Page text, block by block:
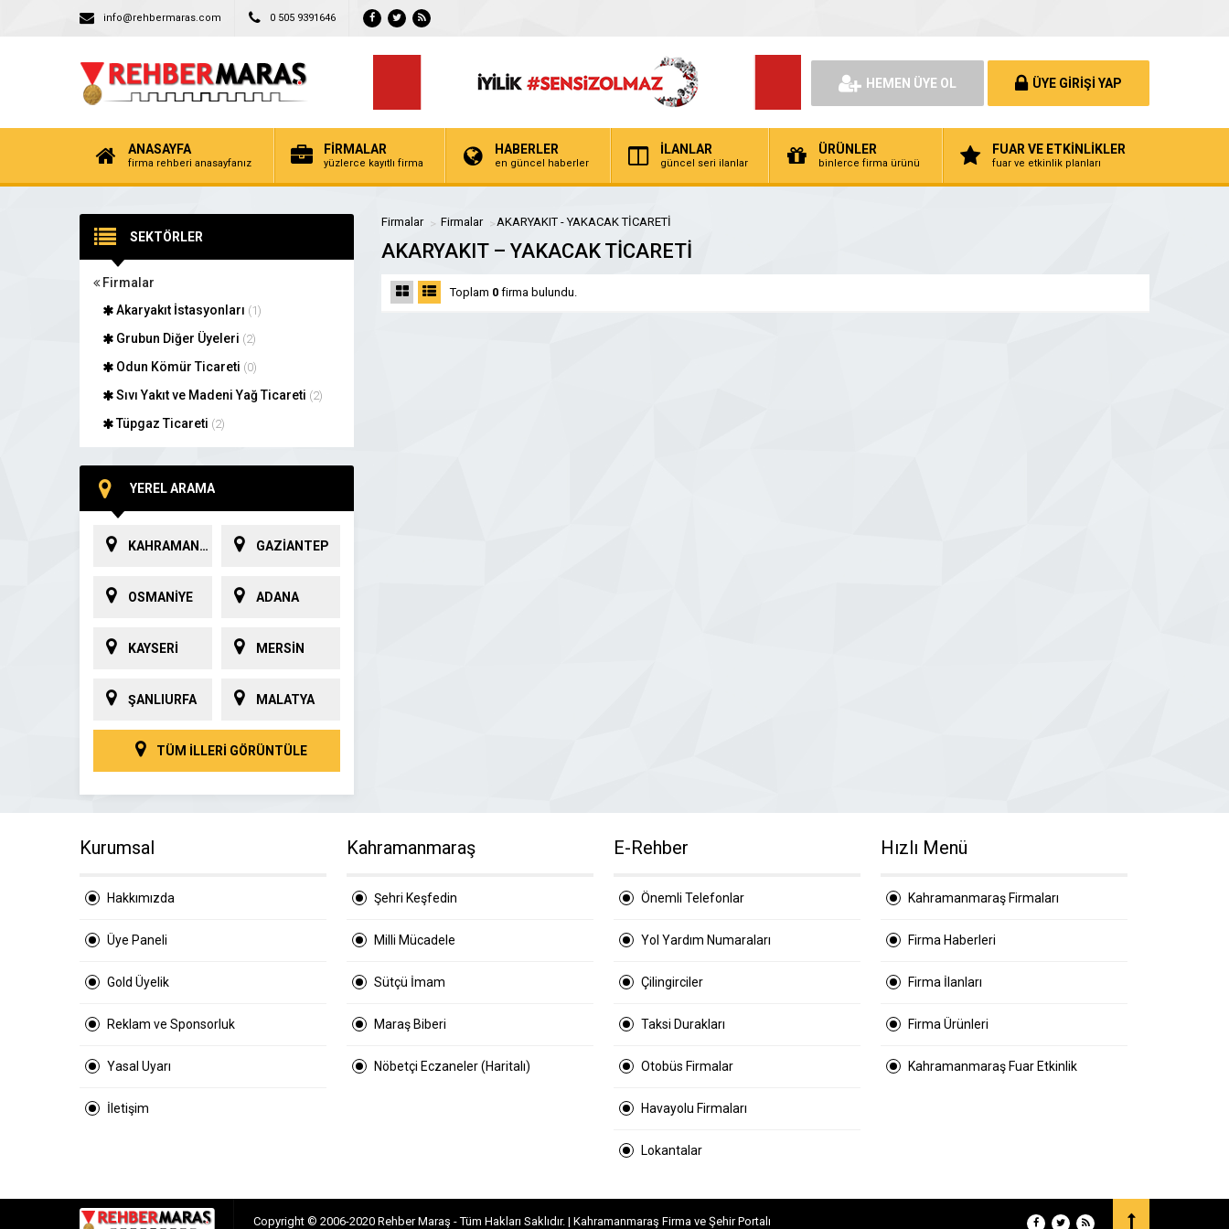
info@rehbermaras.com 0 505 9391646
HEMEN ÜYE OL ÜYE GİRİŞİ YAP
ANASAYFA
firma rehberi anasayfanız
FİRMALAR
yüzlerce kayıtlı firma
HABERLER
en güncel haberler
İLANLAR
güncel seri ilanlar
ÜRÜNLER
binlerce firma ürünü
FUAR VE ETKİNLİKLER
fuar ve etkinlik planları
SEKTÖRLER
Firmalar
Akaryakıt İstasyonları (1)
Grubun Diğer Üyeleri (2)
Odun Kömür Ticareti (0)
Sıvı Yakıt ve Madeni Yağ Ticareti (2)
Tüpgaz Ticareti (2)
YEREL ARAMA
KAHRAMANMARAŞ GAZİANTEP
OSMANİYE ADANA
KAYSERİ MERSİN
ŞANLIURFA MALATYA
TÜM İLLERİ GÖRÜNTÜLE
Firmalar Firmalar AKARYAKIT - YAKACAK TİCARETİ
AKARYAKIT – YAKACAK TİCARETİ
Toplam 0 firma bulundu.
Kurumsal
Hakkımızda
Üye Paneli
Gold Üyelik
Reklam ve Sponsorluk
Yasal Uyarı
İletişim
Kahramanmaraş
Şehri Keşfedin
Milli Mücadele
Sütçü İmam
Maraş Biberi
Nöbetçi Eczaneler (Haritalı)
E-Rehber
Önemli Telefonlar
Yol Yardım Numaraları
Çilingirciler
Taksi Durakları
Otobüs Firmalar
Havayolu Firmaları
Lokantalar
Hızlı Menü
Kahramanmaraş Firmaları
Firma Haberleri
Firma İlanları
Firma Ürünleri
Kahramanmaraş Fuar Etkinlik
Copyright © 2006-2020 Rehber Maraş - Tüm Hakları Saklıdır. | Kahramanmaraş Firma ve Şehir Portalı